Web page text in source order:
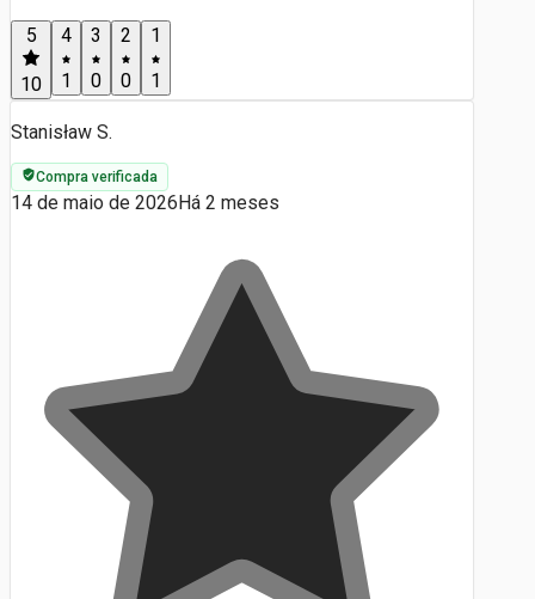
5
10
4
1
3
0
2
0
1
1
Stanisław S.
Compra verificada
14 de maio de 2026 Há 2 meses